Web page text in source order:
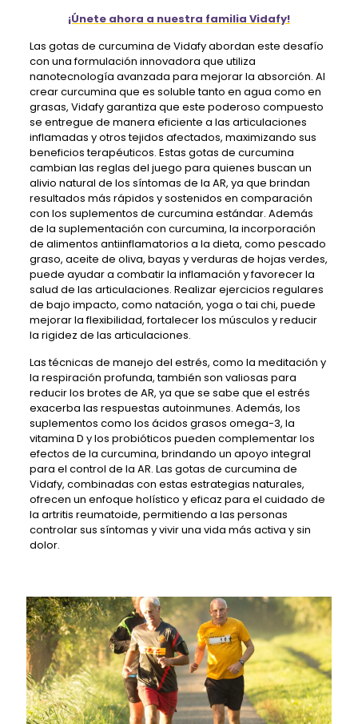
¡Únete ahora a nuestra familia Vidafy!
Las gotas de curcumina de Vidafy abordan este desafío
con una formulación innovadora que utiliza
nanotecnología avanzada para mejorar la absorción. Al
crear curcumina que es soluble tanto en agua como en
grasas, Vidafy garantiza que este poderoso compuesto
se entregue de manera eficiente a las articulaciones
inflamadas y otros tejidos afectados, maximizando sus
beneficios terapéuticos. Estas gotas de curcumina
cambian las reglas del juego para quienes buscan un
alivio natural de los síntomas de la AR, ya que brindan
resultados más rápidos y sostenidos en comparación
con los suplementos de curcumina estándar. Además
de la suplementación con curcumina, la incorporación
de alimentos antiinflamatorios a la dieta, como pescado
graso, aceite de oliva, bayas y verduras de hojas verdes,
puede ayudar a combatir la inflamación y favorecer la
salud de las articulaciones. Realizar ejercicios regulares
de bajo impacto, como natación, yoga o tai chi, puede
mejorar la flexibilidad, fortalecer los músculos y reducir
la rigidez de las articulaciones.
Las técnicas de manejo del estrés, como la meditación y
la respiración profunda, también son valiosas para
reducir los brotes de AR, ya que se sabe que el estrés
exacerba las respuestas autoinmunes. Además, los
suplementos como los ácidos grasos omega-3, la
vitamina D y los probióticos pueden complementar los
efectos de la curcumina, brindando un apoyo integral
para el control de la AR. Las gotas de curcumina de
Vidafy, combinadas con estas estrategias naturales,
ofrecen un enfoque holístico y eficaz para el cuidado de
la artritis reumatoide, permitiendo a las personas
controlar sus síntomas y vivir una vida más activa y sin
dolor.